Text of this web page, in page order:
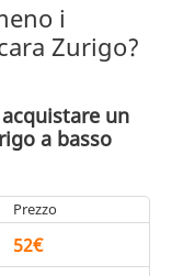
i
Zurigo?
un
a basso
Prezzo
52€